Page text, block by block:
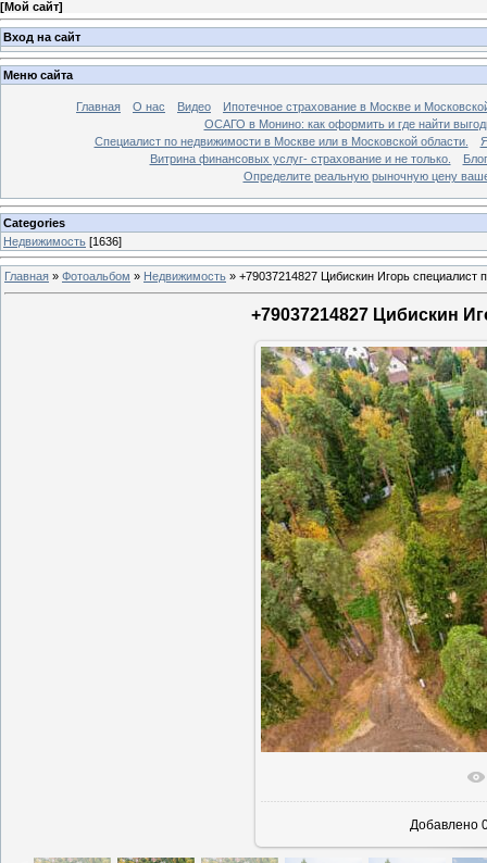
[Мой сайт]
Вход на сайт
Меню сайта
Главная О нас Видео
Ипотечное страхование в Москве и
ОСАГО в Монино: как оформить и где найти
Специалист по недвижимости в Москве или в Московской области.
Витрина финансовых услуг- страхование и не только.
Блог
Определите реальную рыночную цену
Categories
Недвижимость [1636]
Главная » Фотоальбом » Недвижимость » +79037214827 Цибискин Игорь специалист
+79037214827 Цибискин
В
Добавлено